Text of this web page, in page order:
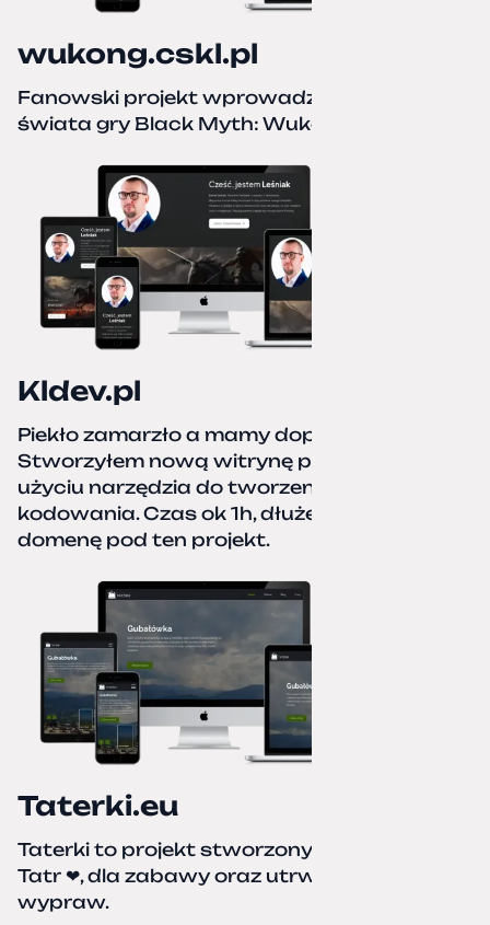
wukong.cskl.pl
Fanowski projekt wprowadzający do
świata gry Black Myth: Wukong
Kldev.pl
Piekło zamarzło a mamy dopiero jesień.
Stworzyłem nową witrynę portfolio przy
użyciu narzędzia do tworzenia stron bez
kodowania. Czas ok 1h, dłużej podpinałem
domenę pod ten projekt.
Taterki.eu
Taterki to projekt stworzony z miłości do
Tatr ❤, dla zabawy oraz utrwalenia naszych
wypraw.